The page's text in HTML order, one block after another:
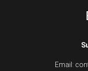
Email: